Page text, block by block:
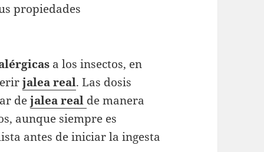
propiedades
a los insectos, en
jalea real. Las dosis
dejalea real de manera
aunque siempre es
antes de iniciar la ingesta